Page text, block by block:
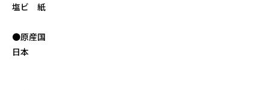
塩ビ 紙
●原産国
日本